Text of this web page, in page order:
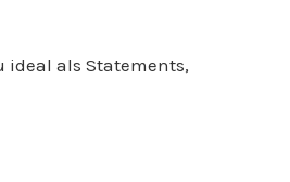
ideal als Statements,